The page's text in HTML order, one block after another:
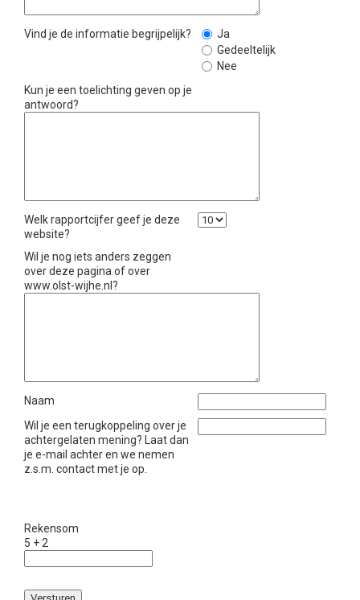
Vind je de informatie begrijpelijk?
Ja
Gedeeltelijk
Nee
Kun je een toelichting geven op je
antwoord?
Welk rapportcijfer geef je deze
website?
Wil je nog iets anders zeggen
over deze pagina of over
www.olst-wijhe.nl?
Naam
Wil je een terugkoppeling over je
achtergelaten mening? Laat dan
je e-mail achter en we nemen
z.s.m. contact met je op.
Rekensom
5 + 2